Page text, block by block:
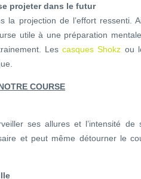
projeter dans le futur
la projection de l’effort ressenti.
utile à une préparation
Lescasques Shokz ou
COURSE
ses allures et l’intensité de
et peut même détourner le